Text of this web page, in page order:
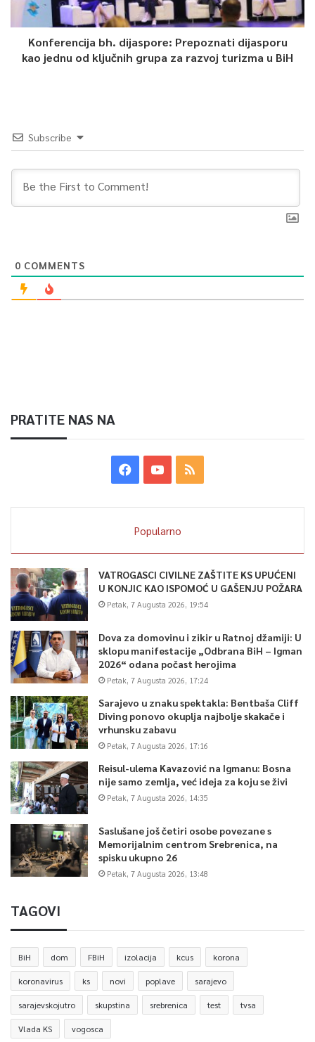
Konferencija bh. dijaspore: Prepoznati dijasporu
kao jednu od ključnih grupa za razvoj turizma u BiH
Subscribe
0 COMMENTS
PRATITE NAS NA
Popularno
VATROGASCI CIVILNE ZAŠTITE KS UPUĆENI
U KONJIC KAO ISPOMOĆ U GAŠENJU POŽARA
Petak, 7 Augusta 2026, 19:54
Dova za domovinu i zikir u Ratnoj džamiji: U
sklopu manifestacije „Odbrana BiH – Igman
2026“ odana počast herojima
Petak, 7 Augusta 2026, 17:24
Sarajevo u znaku spektakla: Bentbaša Cliff
Diving ponovo okuplja najbolje skakače i
vrhunsku zabavu
Petak, 7 Augusta 2026, 17:16
Reisul-ulema Kavazović na Igmanu: Bosna
nije samo zemlja, već ideja za koju se živi
Petak, 7 Augusta 2026, 14:35
Saslušane još četiri osobe povezane s
Memorijalnim centrom Srebrenica, na
spisku ukupno 26
Petak, 7 Augusta 2026, 13:48
TAGOVI
BiH dom FBiH izolacija kcus korona
koronavirus ks novi poplave sarajevo
sarajevskojutro skupstina srebrenica test tvsa
Vlada KS vogosca